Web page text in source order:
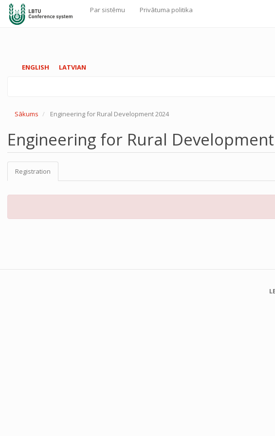
Galvenā
navigācija
Par sistēmu Privātuma politika
ENGLISH LATVIAN
Sākums Engineering for Rural Development 2024
Engineering for Rural
Registration